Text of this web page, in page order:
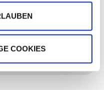
COOKIES
eine große
weil es in diesem Bereich
und IT-Planung bedarf.
MEHR DAZU